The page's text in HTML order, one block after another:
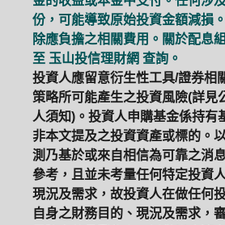
份，可能導致原始投資金額減損
除應負擔之相關費用。關於配息
至 玉山投信理財網 查詢。
投資人應留意衍生性工具/證券相
策略所可能產生之投資風險(詳見
人須知)。投資人申購基金係持有
非本文提及之投資資產或標的。
測乃基於或來自相信為可靠之消
參考，且並未考量任何特定投資
現況及需求，故投資人在做任何
自身之財務目的、現況及需求，